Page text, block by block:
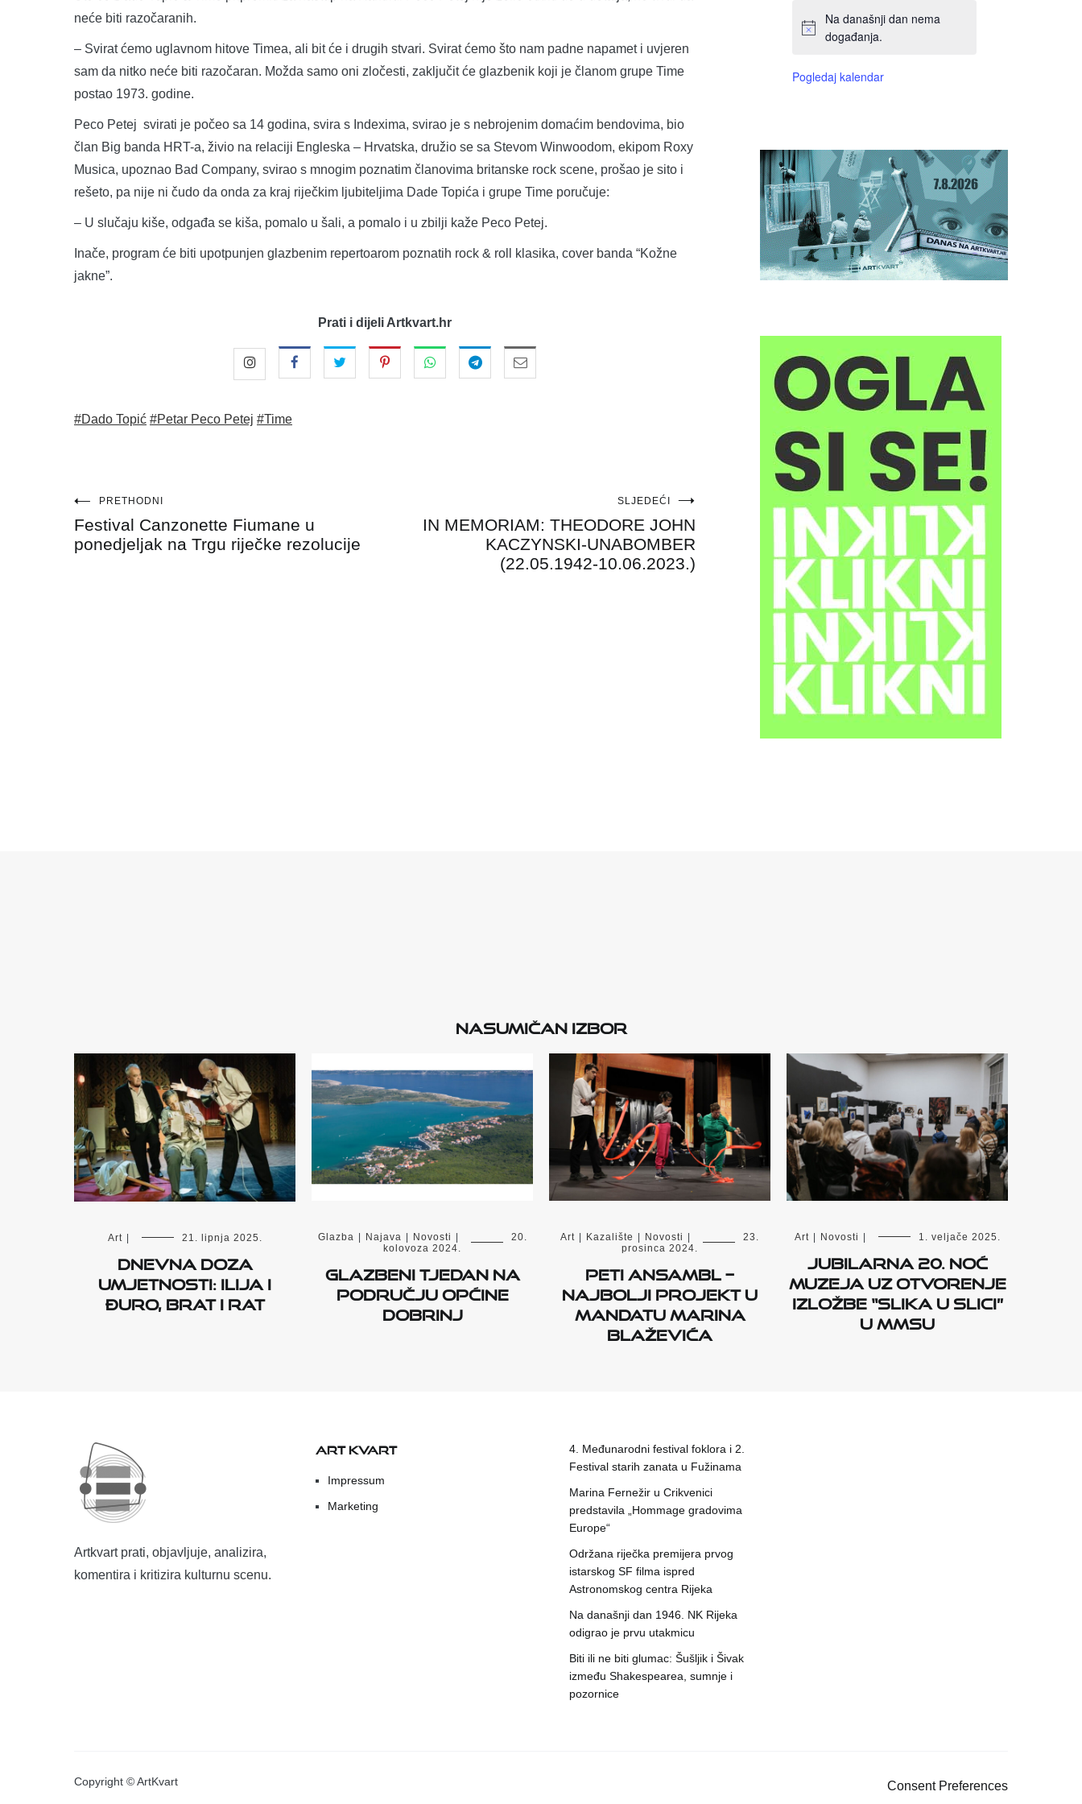
neće biti razočaranih.
– Svirat ćemo uglavnom hitove Timea, ali bit će i drugih stvari. Svirat ćemo što nam padne napamet i uvjeren
sam da nitko neće biti razočaran. Možda samo oni zločesti, zaključit će glazbenik koji je članom grupe Time
postao 1973. godine.
Peco Petej svirati je počeo sa 14 godina, svira s Indexima, svirao je s nebrojenim domaćim bendovima, bio
član Big banda HRT-a, živio na relaciji Engleska – Hrvatska, družio se sa Stevom Winwoodom, ekipom Roxy
Musica, upoznao Bad Company, svirao s mnogim poznatim članovima britanske rock scene, prošao je sito i
rešeto, pa nije ni čudo da onda za kraj riječkim ljubiteljima Dade Topića i grupe Time poručuje:
– U slučaju kiše, odgađa se kiša, pomalo u šali, a pomalo i u zbilji kaže Peco Petej.
Inače, program će biti upotpunjen glazbenim repertoarom poznatih rock & roll klasika, cover banda “Kožne
jakne”.
Prati i dijeli Artkvart.hr
#Dado Topić #Petar Peco Petej #Time
Navigacija
objava
PRETHODNI
Festival Canzonette Fiumane u
ponedjeljak na Trgu riječke rezolucije
SLJEDEĆI
IN MEMORIAM: THEODORE JOHN
KACZYNSKI-UNABOMBER
(22.05.1942-10.06.2023.)
Na današnji dan nema
događanja.
Pogledaj kalendar
Nasumičan izbor
Art | 21. lipnja 2025.
Dnevna doza
umjetnosti: ILIJA I
ĐURO, BRAT I RAT
Glazba Najava Novosti
20.
kolovoza 2024.
Glazbeni tjedan na
području Općine
Dobrinj
Art Kazalište Novosti
23.
prosinca 2024.
Peti ansambl –
najbolji projekt u
mandatu Marina
Blaževića
Art Novosti 1. veljače 2025.
Jubilarna 20. Noć
muzeja uz otvorenje
izložbe “Slika u slici”
u MMSU
Artkvart prati, objavljuje, analizira,
komentira i kritizira kulturnu scenu.
ART KVART
Impressum
Marketing
4. Međunarodni festival foklora i 2.
Festival starih zanata u Fužinama
Marina Fernežir u Crikvenici
predstavila „Hommage gradovima
Europe“
Održana riječka premijera prvog
istarskog SF filma ispred
Astronomskog centra Rijeka
Na današnji dan 1946. NK Rijeka
odigrao je prvu utakmicu
Biti ili ne biti glumac: Šušljik i Šivak
između Shakespearea, sumnje i
pozornice
Copyright © ArtKvart Consent Preferences